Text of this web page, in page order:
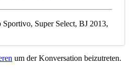
Super Select, BJ 2013,
um der Konversation beizutreten.